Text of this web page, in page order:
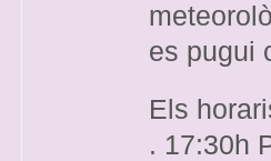
es pugui
Els
. 17:30h